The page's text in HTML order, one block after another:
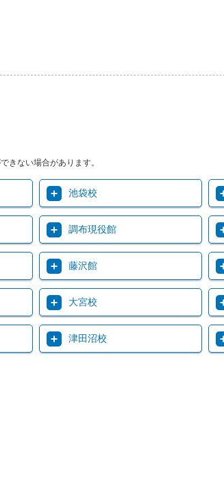
きない場合があります。
池袋校
調布現役館
藤沢館
大宮校
津田沼校